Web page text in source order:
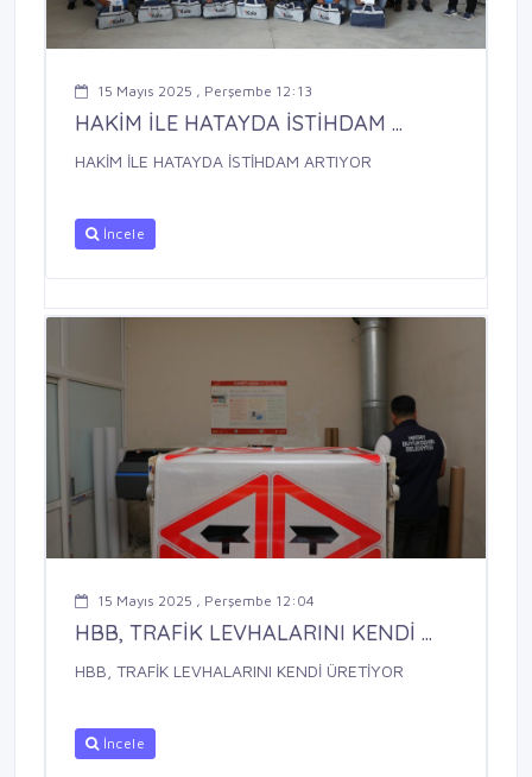
15 Mayıs 2025 , Perşembe 12:13
HAKİM İLE HATAYDA İSTİHDAM ...
HAKİM İLE HATAYDA İSTİHDAM ARTIYOR
İncele
15 Mayıs 2025 , Perşembe 12:04
HBB, TRAFİK LEVHALARINI KENDİ ...
HBB, TRAFİK LEVHALARINI KENDİ ÜRETİYOR
İncele